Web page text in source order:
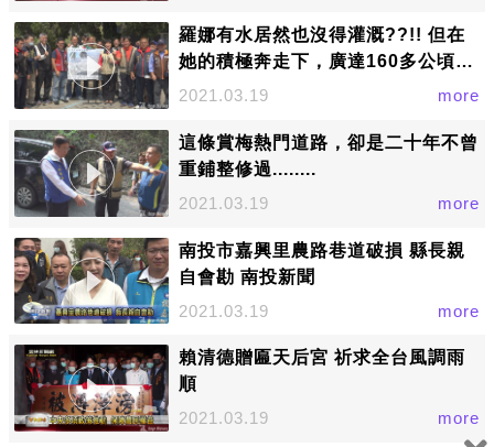
羅娜有水居然也沒得灌溉??!! 但在
她的積極奔走下，廣達160多公頃的
旱灌建設有譜啦~~~~
2021.03.19 more
這條賞梅熱門道路，卻是二十年不曾
重鋪整修過........
2021.03.19
more
南投市嘉興里農路巷道破損 縣長親
自會勘 南投新聞
2021.03.19
more
賴清德贈匾天后宮 祈求全台風調雨
順
2021.03.19
more